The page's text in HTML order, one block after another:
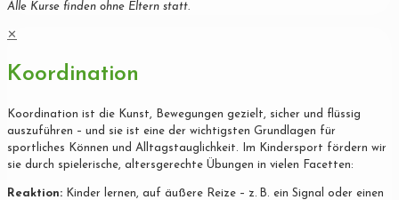
Alle Kurse finden ohne Eltern statt.
✕
Koordination
Koordination ist die Kunst, Bewegungen gezielt, sicher und flüssig
auszuführen – und sie ist eine der wichtigsten Grundlagen für
sportliches Können und Alltagstauglichkeit. Im Kindersport fördern wir
sie durch spielerische, altersgerechte Übungen in vielen Facetten:
Reaktion: Kinder lernen, auf äußere Reize – z. B. ein Signal oder einen